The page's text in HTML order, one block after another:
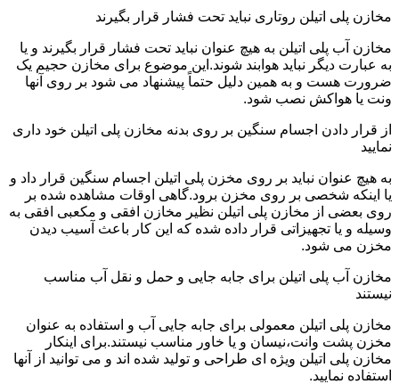
مخازن پلی اتیلن روتاری نباید تحت فشار قرار بگیرند
مخازن آب پلی اتیلن به هیچ عنوان نباید تحت فشار قرار بگیرند و یا
به عبارت دیگر نباید هوابند شوند.این موضوع برای مخازن حجیم یک
ضرورت هست و به همین دلیل حتماً پیشنهاد می شود بر روی آنها
ونت یا هواکش نصب شود.
از قرار دادن اجسام سنگین بر روی بدنه مخازن پلی اتیلن خود داری
نمایید
به هیچ عنوان نباید بر روی مخزن پلی اتیلن اجسام سنگین قرار داد و
یا اینکه شخصی بر روی مخزن برود.گاهی اوقات مشاهده شده بر
روی بعضی از مخازن پلی اتیلن نظیر مخازن افقی و مکعبی افقی به
وسیله و یا تجهیزاتی قرار داده شده که این کار باعث آسیب دیدن
مخزن می شود.
مخازن آب پلی اتیلن برای جابه جایی و حمل و نقل آب مناسب
نیستند
مخازن پلی اتیلن معمولی برای جابه جایی آب و استفاده به عنوان
مخزن پشت وانت،نیسان و یا خاور مناسب نیستند.برای اینکار
مخازن پلی اتیلن ویژه ای طراحی و تولید شده اند و می توانید از آنها
استفاده نمایید.